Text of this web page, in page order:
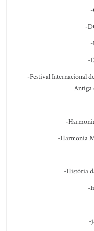
-
-
-
-
-Festival Internacional
Antiga
-
-Harmonia
-História
-
-